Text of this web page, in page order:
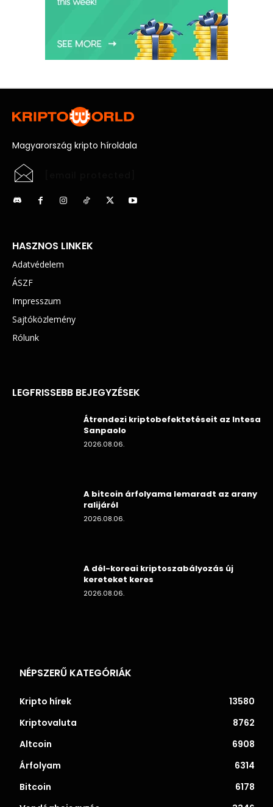
Magyarország kripto híroldala
HASZNOS LINKEK
Adatvédelem
ÁSZF
Impresszum
Sajtóközlemény
Rólunk
LEGFRISSEBB BEJEGYZÉSEK
Átrendezi kriptobefektetéseit az Intesa
Sanpaolo
2026.08.06.
A bitcoin árfolyama lemaradt az arany
ralijáról
2026.08.06.
A dél-koreai kriptoszabályozás új
kereteket keres
2026.08.06.
NÉPSZERŰ KATEGÓRIÁK
Kripto hírek
13580
Kriptovaluta
8762
Altcoin
6908
Árfolyam
6314
Bitcoin
6178